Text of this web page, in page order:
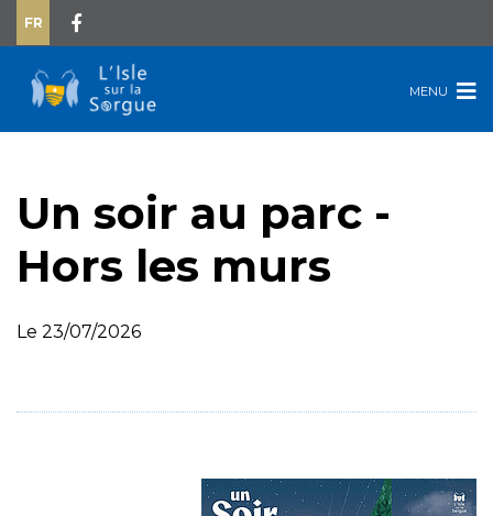
FR
MENU
Un soir au parc -
Hors les murs
Le 23/07/2026